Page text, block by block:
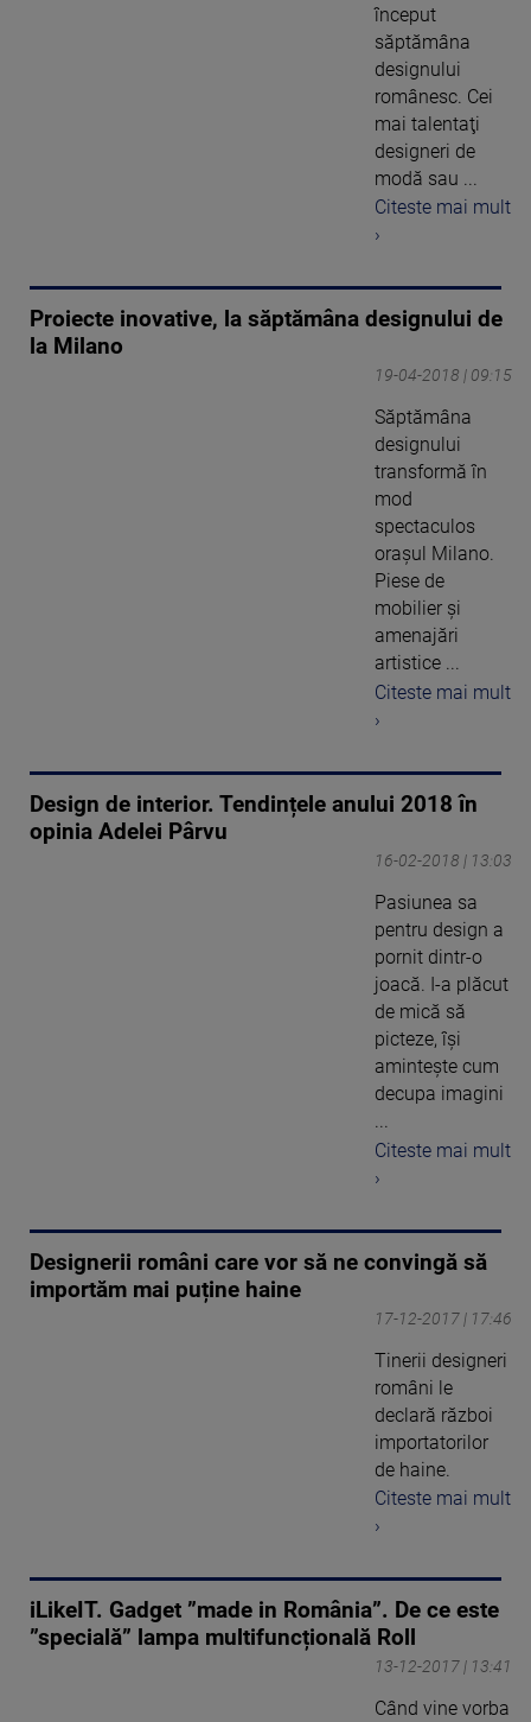
început
săptămâna
designului
românesc. Cei
mai talentaţi
designeri de
modă sau ...
Citeste mai mult
›
Proiecte inovative, la săptămâna designului de
la Milano
19-04-2018 | 09:15
Săptămâna
designului
transformă în
mod
spectaculos
orașul Milano.
Piese de
mobilier și
amenajări
artistice ...
Citeste mai mult
›
Design de interior. Tendințele anului 2018 în
opinia Adelei Pârvu
16-02-2018 | 13:03
Pasiunea sa
pentru design a
pornit dintr-o
joacă. I-a plăcut
de mică să
picteze, își
amintește cum
decupa imagini
...
Citeste mai mult
›
Designerii români care vor să ne convingă să
importăm mai puține haine
17-12-2017 | 17:46
Tinerii designeri
români le
declară război
importatorilor
de haine.
Citeste mai mult
›
iLikeIT. Gadget ”made in România”. De ce este
”specială” lampa multifuncțională Roll
13-12-2017 | 13:41
Când vine vorba